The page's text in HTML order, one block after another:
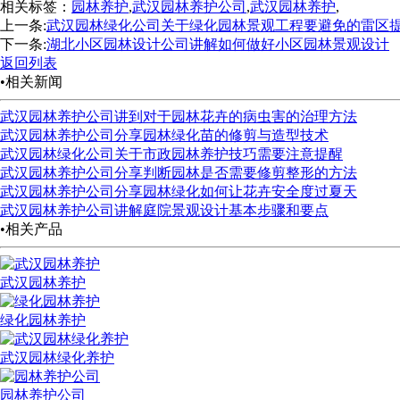
相关标签： 园林养护,武汉园林养护公司 ,武汉园林养护,
上一条:武汉园林绿化公司关于绿化园林景观工程要避免的雷区
下一条:湖北小区园林设计公司讲解如何做好小区园林景观设计
返回列表
•相关新闻
武汉园林养护公司讲到对于园林花卉的病虫害的治理方法
武汉园林养护公司分享园林绿化苗的修剪与造型技术
武汉园林绿化公司关于市政园林养护技巧需要注意提醒
武汉园林养护公司分享判断园林是否需要修剪整形的方法
武汉园林养护公司分享园林绿化如何让花卉安全度过夏天
武汉园林养护公司讲解庭院景观设计基本步骤和要点
•相关产品
武汉园林养护
绿化园林养护
武汉园林绿化养护
园林养护公司